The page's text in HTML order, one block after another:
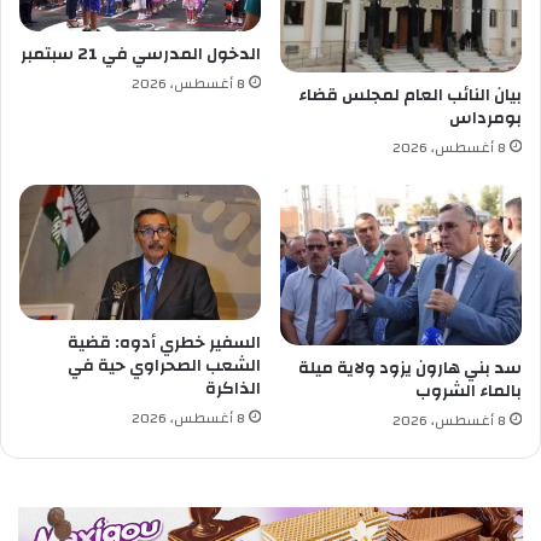
أ
ح
م
د
ب
ا
ر
م
ن
4
0
0
ر
ق
ة
ر
ق
ا
ب
ة
بيان النائب العام لمجلس قضاء
بومرداس
8 أغسطس، 2026
الدخول المدرسي في 21 سبتمبر
8 أغسطس، 2026
سد بني هارون يزود ولاية ميلة
بالماء الشروب
8 أغسطس، 2026
السفير خطري أدوه: قضية
الشعب الصحراوي حية في
الذاكرة
8 أغسطس، 2026